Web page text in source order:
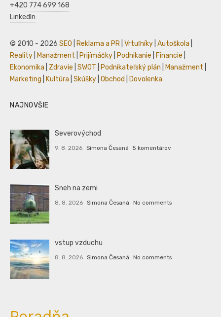
+420 774 699 168
LinkedIn
© 2010 - 2026 SEO Reklama a PR Vrtuľníky Autoškola
Reality
Manažment Prijímáčky Podnikanie Financie
Ekonomika
Zdravie SWOT Podnikateľský plán Manažment
Marketing
Kultúra Skúšky Obchod Dovolenka
NAJNOVŠIE
Severovýchod
9. 8. 2026 Simona Česaná 5 komentárov
Sneh na zemi
8. 8. 2026 Simona Česaná No comments
vstup vzduchu
8. 8. 2026 Simona Česaná No comments